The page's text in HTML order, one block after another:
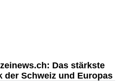
Das stärkste
der Schweiz und Europas